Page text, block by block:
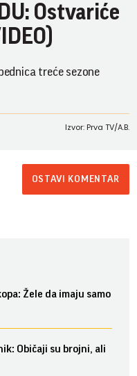
Ostvariće
treće sezone
Izvor: Prva TV/A.B.
OSTAVI KOMENTAR
Žele da imaju samo
Običaji su brojni, ali